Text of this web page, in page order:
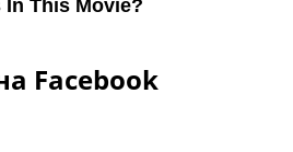
Facebook